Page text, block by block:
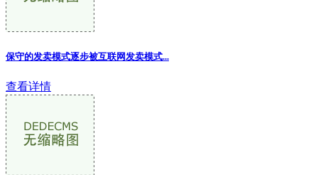
保守的发卖模式逐步被互联网发卖模式...
查看详情